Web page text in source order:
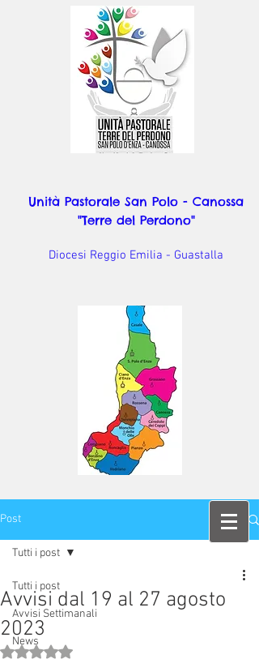
Unità Pastorale San Polo - Canossa
"Terre del Perdono"
Diocesi Reggio Emilia - Guastalla
Post
Tutti i post
Avvisi Settimanali
News
Tutti i post
Avvisi dal 19 al 27 agosto
2023
Valutazione NaN stelle su 5.